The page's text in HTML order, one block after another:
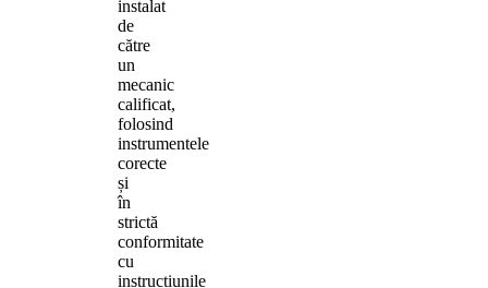
instalat
de
către
un
mecanic
calificat,
folosind
instrumentele
corecte
și
în
strictă
conformitate
cu
instrucțiunile